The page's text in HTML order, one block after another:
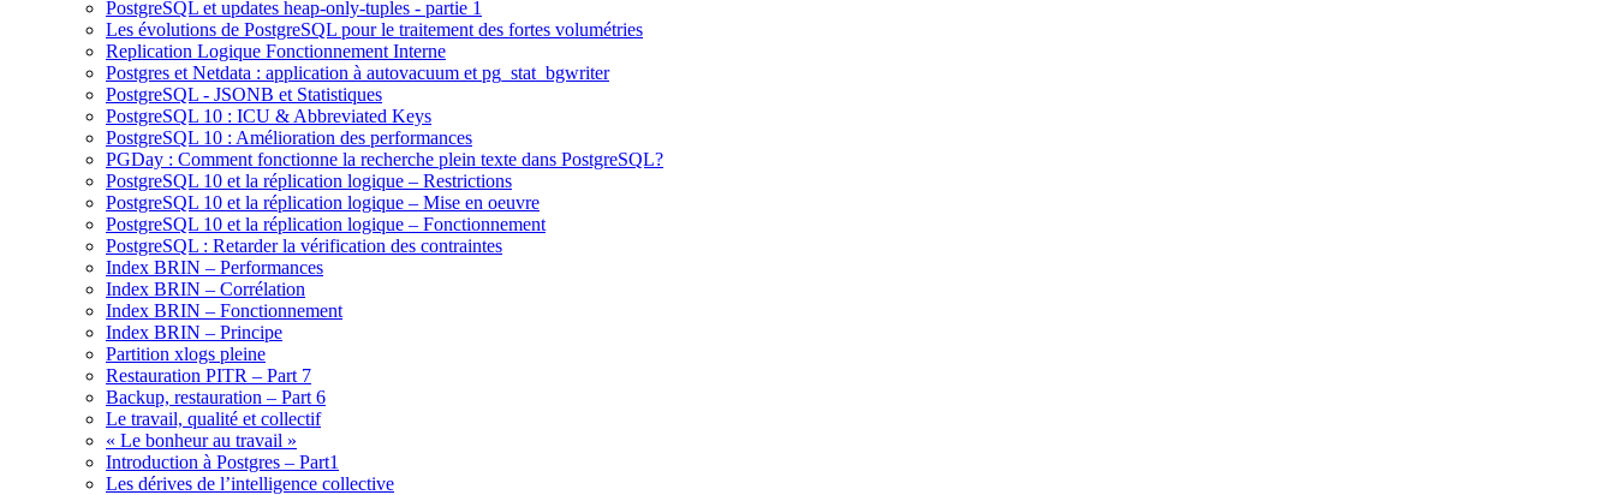
PostgreSQL et updates heap-only-tuples - partie 1
Les évolutions de PostgreSQL pour le traitement des fortes volumétries
Replication Logique Fonctionnement Interne
Postgres et Netdata : application à autovacuum et pg_stat_bgwriter
PostgreSQL - JSONB et Statistiques
PostgreSQL 10 : ICU & Abbreviated Keys
PostgreSQL 10 : Amélioration des performances
PGDay : Comment fonctionne la recherche plein texte dans PostgreSQL?
PostgreSQL 10 et la réplication logique – Restrictions
PostgreSQL 10 et la réplication logique – Mise en oeuvre
PostgreSQL 10 et la réplication logique – Fonctionnement
PostgreSQL : Retarder la vérification des contraintes
Index BRIN – Performances
Index BRIN – Corrélation
Index BRIN – Fonctionnement
Index BRIN – Principe
Partition xlogs pleine
Restauration PITR – Part 7
Backup, restauration – Part 6
Le travail, qualité et collectif
« Le bonheur au travail »
Introduction à Postgres – Part1
Les dérives de l’intelligence collective